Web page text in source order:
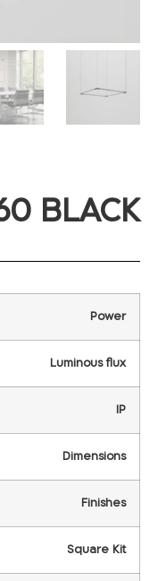
BLACK
Power
Luminous flux
IP
Dimensions
Finishes
Square Kit